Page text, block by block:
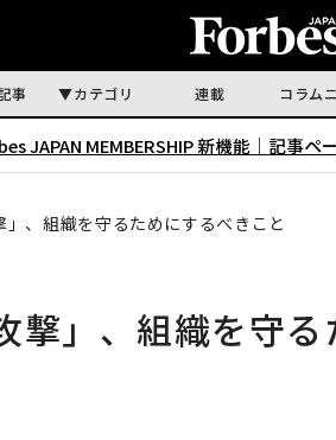
事 カテゴリ 連載 コラム
JAPAN MEMBERSHIP 新機能｜ 記事ペ
、組織を守るためにするべきこと
撃」、組織を守る